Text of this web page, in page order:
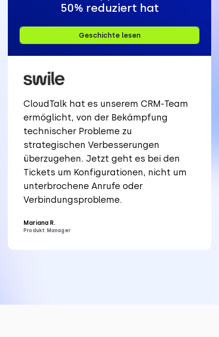
50% reduziert hat
Geschichte lesen
CloudTalk hat es unserem CRM-Team
ermöglicht, von der Bekämpfung
technischer Probleme zu
strategischen Verbesserungen
überzugehen. Jetzt geht es bei den
Tickets um Konfigurationen, nicht um
unterbrochene Anrufe oder
Verbindungsprobleme.
Mariana R.
Produkt Manager